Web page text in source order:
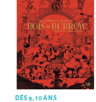
DÈS 9, 10 ANS